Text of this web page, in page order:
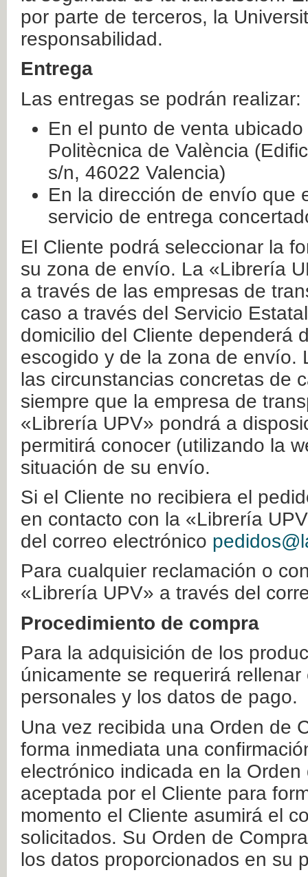
por parte de terceros, la
responsabilidad.
Entrega
Las entregas se podrán realizar:
En el punto de venta
Politècnica de València
s/n, 46022 Valencia)
En la dirección de envío que
servicio de entrega
El Cliente podrá seleccionar la
su zona de envío. La «Librería
a través de las empresas de
caso a través del Servicio
domicilio del Cliente dependerá
escogido y de la zona de envío.
las circunstancias concretas de
siempre que la empresa de
«Librería UPV» pondrá a
permitirá conocer (utilizando la
situación de su envío.
Si el Cliente no recibiera el
en contacto con la «Librería
del correo electrónico
Para cualquier reclamación o
«Librería UPV» a través del
Procedimiento de compra
Para la adquisición de los
únicamente se requerirá
personales y los datos de pago.
Una vez recibida una Orden de
forma inmediata una
electrónico indicada en la
aceptada por el Cliente para
momento el Cliente asumirá el
solicitados. Su Orden de
los datos proporcionados en su